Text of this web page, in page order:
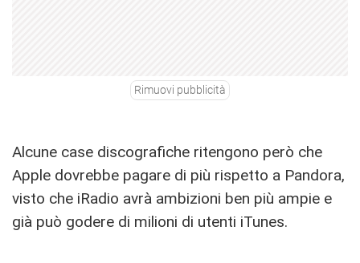
Rimuovi pubblicità
Alcune case discografiche ritengono però che
Apple dovrebbe pagare di più rispetto a Pandora,
visto che iRadio avrà ambizioni ben più ampie e
già può godere di milioni di utenti iTunes.